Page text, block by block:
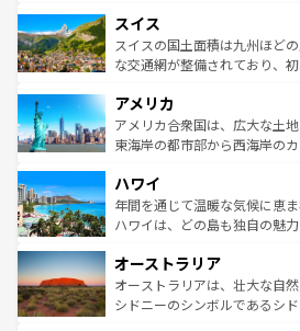
れる地方に足を運ぶとそれぞ
きるだろう。 なお、新
を参照してほしい。
は、お酒好きな人にはぜひ体験してほし
ドイツ情報はコンテンツ一覧
リアごとに異なる魅力がある
ティー、ビール好きにはたま
戦など、本場だからこそでき
ンツ一覧を参照してほしい。
スイス
スイスの国土面積は九州ほど
な交通網が整備されており、
の建物がそのまま残る町や、
博物館もあり、アルプス観光
ことができる。国民の所得が
ば市内交通費無料で観光を楽しむこ
着のスイス情報はコンテンツ
アメリカ
アメリカ合衆国は、広大な土
東海岸の都市部から西海岸の
のような巨大都市は、観光、
ンメントが詰まった刺激的な
西部には大自然が広がり、グ
部のニューオーリンズでは、
文化が魅力。旅行者はアメリ
しみながら、その多様性と豊
ハワイ
年間を通じて温暖な気候に恵
ハワイは、どの島も独自の魅
ワイ島は見逃せない。また、
島だが、静かな自然を求める
おすすめ。エメラルドグリー
オーストラリア
オーストラリアは、壮大な自
シドニーのシンボルであるシ